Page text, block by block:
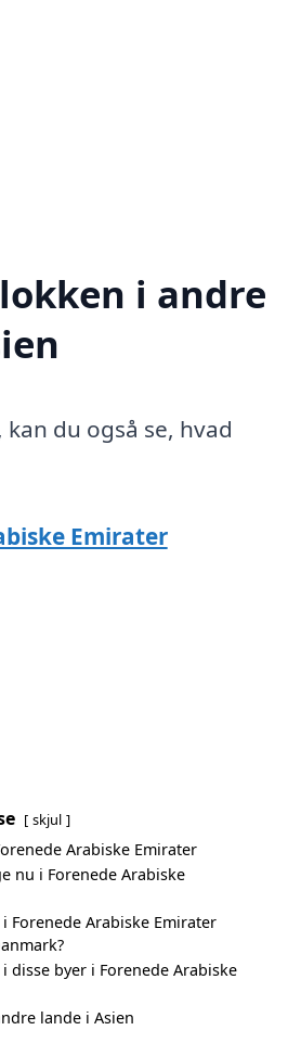
i andre
du også se, hvad
Emirater
skjul
Arabiske Emirater
nu i Forenede Arabiske
Forenede Arabiske Emirater
disse byer i Forenede Arabiske
lande i Asien